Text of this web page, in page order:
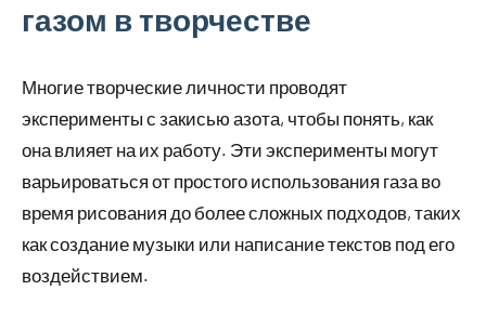
газом в творчестве
Многие творческие личности проводят
эксперименты с закисью азота, чтобы понять, как
она влияет на их работу. Эти эксперименты могут
варьироваться от простого использования газа во
время рисования до более сложных подходов, таких
как создание музыки или написание текстов под его
воздействием.